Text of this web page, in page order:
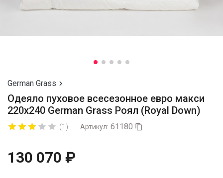
German Grass 
Одеяло пуховое всесезонное евро макси
220х240 German Grass Роял (Royal Down)
  
 (1) Артикул: 61180 
130 070 ₽